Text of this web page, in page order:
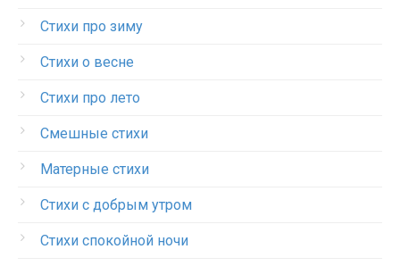
Стихи про зиму
Стихи о весне
Стихи про лето
Смешные стихи
Матерные стихи
Стихи с добрым утром
Стихи спокойной ночи